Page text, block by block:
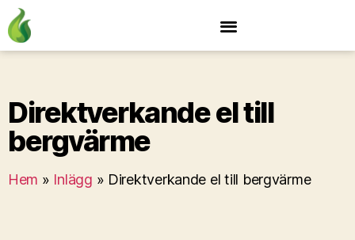
Direktverkande el till
bergvärme
Hem » Inlägg » Direktverkande el till bergvärme